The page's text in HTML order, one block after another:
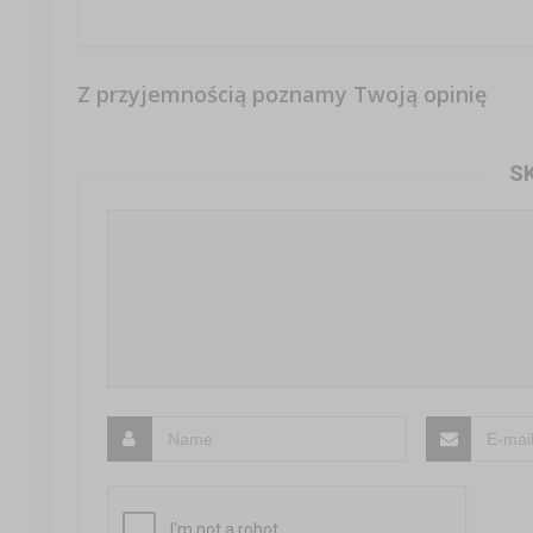
Z przyjemnością poznamy Twoją opinię